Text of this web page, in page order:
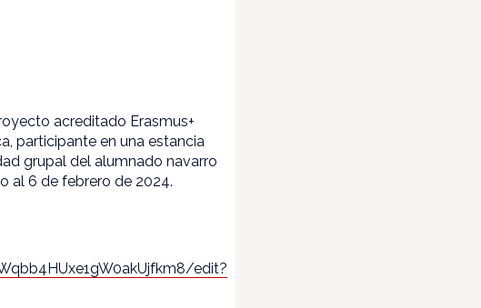
acreditado Erasmus+
participante en una estancia
grupal del alumnado navarro
al 6 de febrero de 2024.
edit?